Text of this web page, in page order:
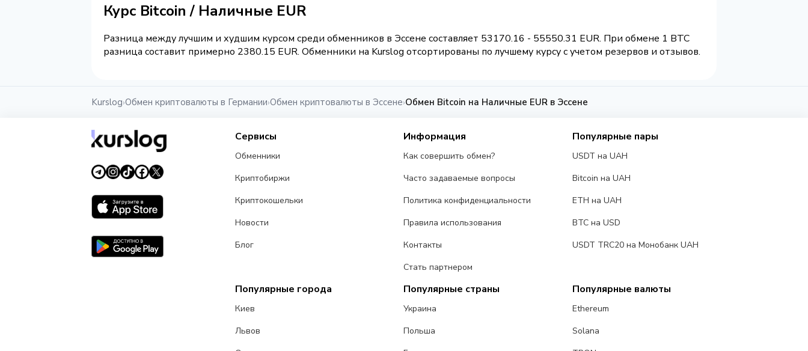
Курс Bitcoin / Наличные EUR
Разница между лучшим и худшим курсом среди обменников в Эссене составляет 53170.16 - 55550.31 EUR. При обмене 1 BTC
разница составит примерно 2380.15 EUR. Обменники на Kurslog отсортированы по лучшему курсу с учетом резервов и отзывов.
Kurslog›Обмен криптовалюты в Германии›Обмен криптовалюты в Эссене›Обмен Bitcoin на Наличные EUR в Эссене
Сервисы
Обменники
Криптобиржи
Криптокошельки
Новости
Блог
Информация
Как совершить обмен?
Часто задаваемые вопросы
Политика конфиденциальности
Правила использования
Контакты
Стать партнером
Популярные пары
USDT на UAH
Bitcoin на UAH
ETH на UAH
BTC на USD
USDT TRC20 на Монобанк UAH
Популярные города
Киев
Львов
Популярные страны
Украина
Польша
Популярные валюты
Ethereum
Solana